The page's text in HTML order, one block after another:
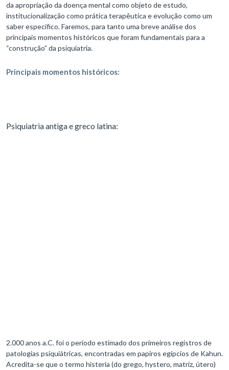
da apropriação da doença mental como objeto de estudo,
institucionalização como prática terapêutica e evolução como um
saber específico. Faremos, para tanto uma breve análise dos
principais momentos históricos que foram fundamentais para a
“construção” da psiquiatria.
Principais momentos históricos:
Psiquiatria antiga e greco latina:
2.000 anos a.C. foi o período estimado dos primeiros registros de
patologias psiquiátricas, encontradas em papiros egípcios de Kahun.
Acredita-se que o termo histeria (do grego, hystero, matriz, útero)